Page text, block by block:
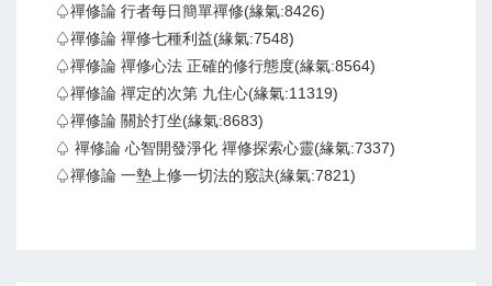
♤禪修論 行者每日簡單禪修(緣氣:8426)
♤禪修論 禪修七種利益(緣氣:7548)
♤禪修論 禪修心法 正確的修行態度(緣氣:8564)
♤禪修論 禪定的次第 九住心(緣氣:11319)
♤禪修論 關於打坐(緣氣:8683)
♤ 禪修論 心智開發淨化 禪修探索心靈(緣氣:7337)
♤禪修論 一墊上修一切法的竅訣(緣氣:7821)